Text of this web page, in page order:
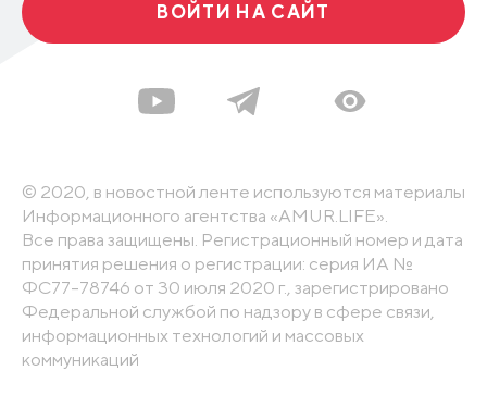
ВОЙТИ НА САЙТ
© 2020, в новостной ленте используются материалы
Информационного агентства «AMUR.LIFE».
Все права защищены. Регистрационный номер и дата
принятия решения о регистрации: серия ИА №
ФС77-78746 от 30 июля 2020 г., зарегистрировано
Федеральной службой по надзору в сфере связи,
информационных технологий и массовых
коммуникаций